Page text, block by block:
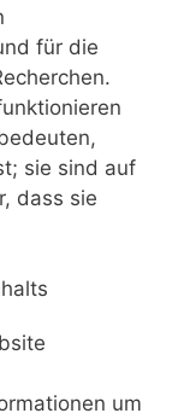
für die
sie sind auf
dass sie
um